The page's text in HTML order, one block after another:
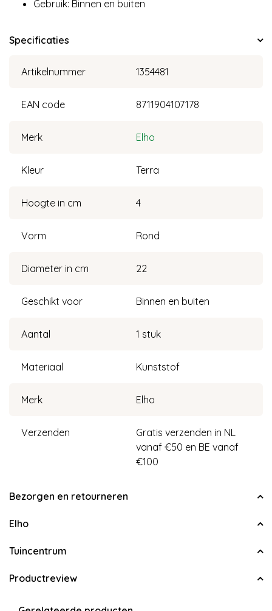
Gebruik: Binnen en buiten
Specificaties
Artikelnummer 1354481
EAN code 8711904107178
Merk Elho
Kleur Terra
Hoogte in cm 4
Vorm Rond
Diameter in cm 22
Geschikt voor Binnen en buiten
Aantal 1 stuk
Materiaal Kunststof
Merk Elho
Verzenden
Gratis verzenden in NL
vanaf €50 en BE vanaf
€100
Bezorgen en retourneren
Elho
Tuincentrum
Productreview